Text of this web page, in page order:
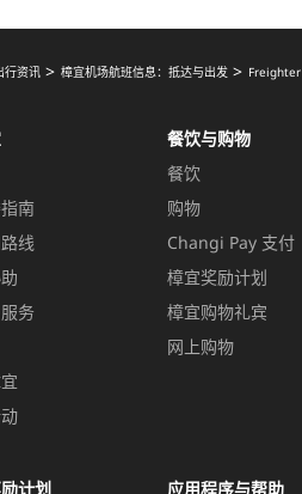
行资讯 樟宜机场航班信息：抵达与出发 Freighter
南
线
务
餐饮与购物
餐饮
购物
Changi Pay 支付
樟宜奖励计划
樟宜购物礼宾
网上购物
计划 应用程序与帮助